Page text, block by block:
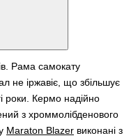
Рама самокату
не іржавіє, що збільшує
роки. Кермо надійно
з хроммолібденового
Maraton Blazer виконані з